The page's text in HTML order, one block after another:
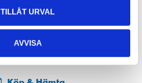
TILLÅT URVAL
AVVISA